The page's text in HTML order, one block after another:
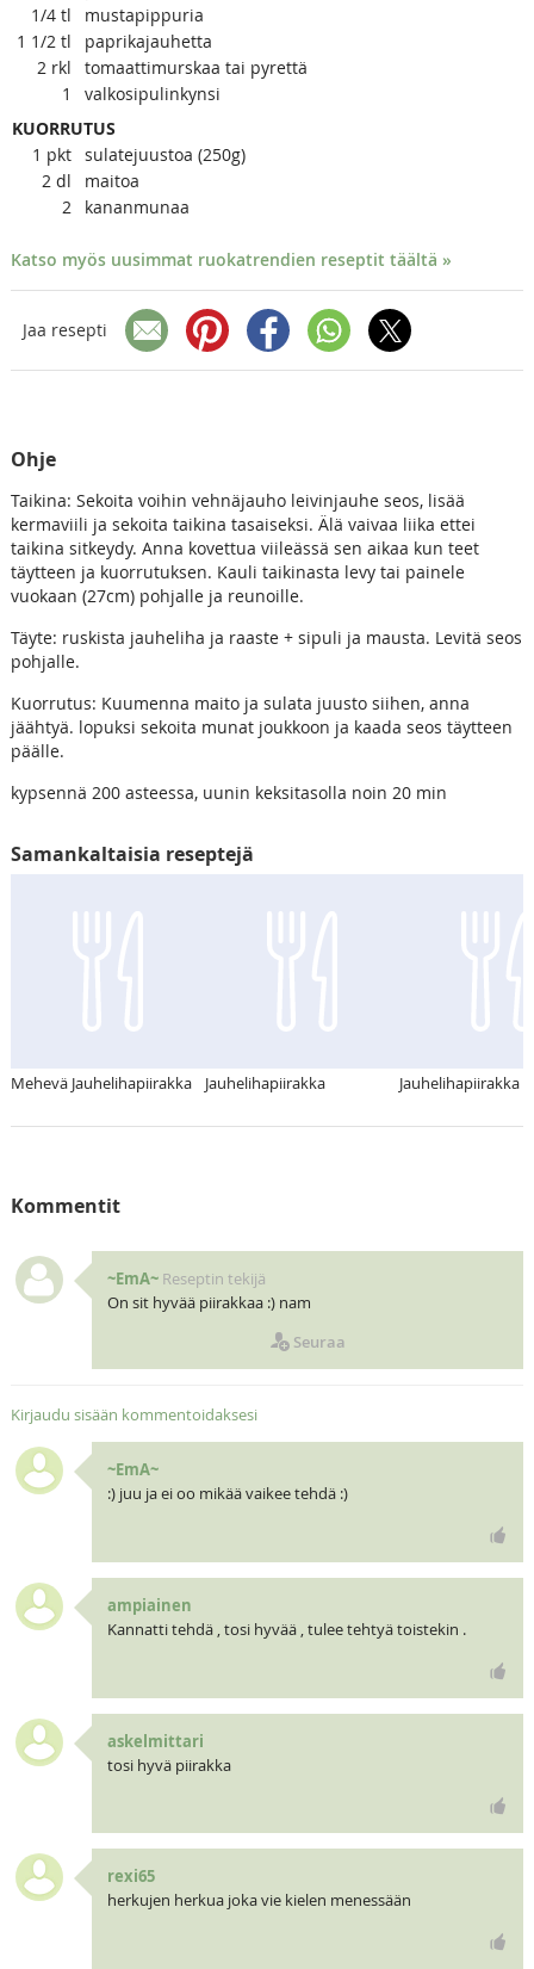
1/4 tl
mustapippuria
1 1/2 tl
paprikajauhetta
2 rkl
tomaattimurskaa tai pyrettä
1
valkosipulinkynsi
KUORRUTUS
1 pkt sulatejuustoa (250g)
2 dl
maitoa
2
kananmunaa
Katso myös uusimmat ruokatrendien reseptit täältä »
Jaa resepti
Ohje
Taikina: Sekoita voihin vehnäjauho leivinjauhe seos, lisää
kermaviili ja sekoita taikina tasaiseksi. Älä vaivaa liika ettei
taikina sitkeydy. Anna kovettua viileässä sen aikaa kun teet
täytteen ja kuorrutuksen. Kauli taikinasta levy tai painele
vuokaan (27cm) pohjalle ja reunoille.
Täyte: ruskista jauheliha ja raaste + sipuli ja mausta. Levitä seos
pohjalle.
Kuorrutus: Kuumenna maito ja sulata juusto siihen, anna
jäähtyä. lopuksi sekoita munat joukkoon ja kaada seos täytteen
päälle.
kypsennä 200 asteessa, uunin keksitasolla noin 20 min
Samankaltaisia reseptejä
Mehevä Jauhelihapiirakka Jauhelihapiirakka Jauhelihapiirakka
Kommentit
~EmA~ Reseptin tekijä
On sit hyvää piirakkaa :) nam
Seuraa
Kirjaudu sisään kommentoidaksesi
~EmA~
:) juu ja ei oo mikää vaikee tehdä :)
ampiainen
Kannatti tehdä , tosi hyvää , tulee tehtyä toistekin .
askelmittari
tosi hyvä piirakka
rexi65
herkujen herkua joka vie kielen menessään